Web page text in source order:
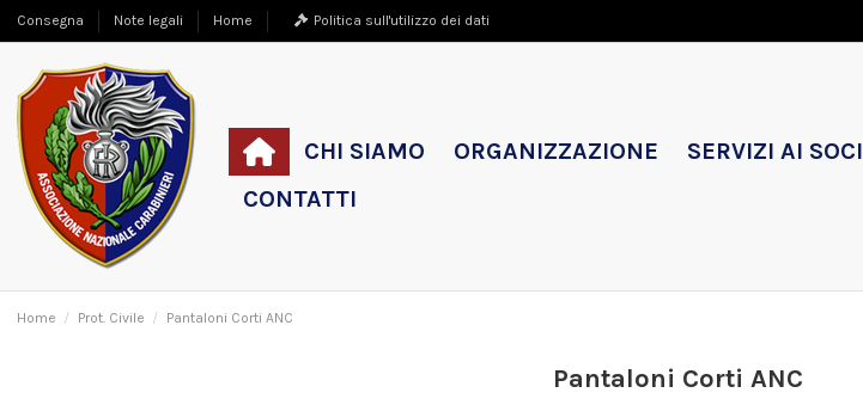
Consegna Note legali Home Politica sull'utilizzo dei dati
CHI SIAMO ORGANIZZAZIONE SERVIZI AI SOCI
CONTATTI
Home Prot. Civile Pantaloni Corti ANC
Pantaloni Corti ANC